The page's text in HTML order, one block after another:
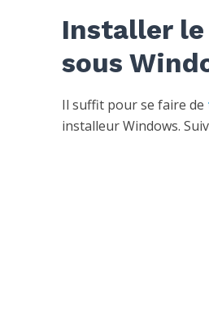
Installer le
sous
Il suffit pour se faire de
installeur Windows.